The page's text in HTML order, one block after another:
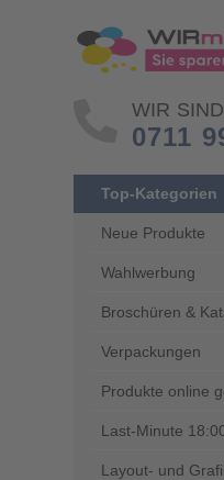
WIR
0711
Top-Kategorien
Neue Produkte
Wahlwerbung
Broschüren &
Verpackungen
Produkte online
Last-Minute
Layout- und